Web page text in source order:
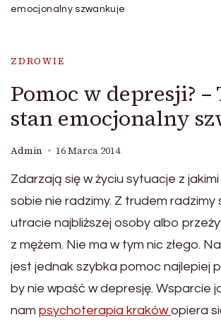
emocjonalny szwankuje
ZDROWIE
Pomoc w depresji? –
stan emocjonalny
Admin 16 Marca 2014
Zdarzają się w życiu sytuacje z
sobie nie radzimy. Z trudem radzimy
utracie najbliższej osoby albo
z mężem. Nie ma w tym nic złego.
jest jednak szybka pomoc najlepiej
by nie wpaść w depresję. Wsparcie
nam psychoterapia krakówopiera